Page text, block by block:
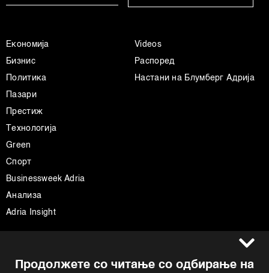
Продолжете со читање со одбирање на
Економија
Бизнис
Политика
Пазари
Престиж
Технологија
Green
Спорт
Businessweek Adria
Анализа
Adria Insight
Videos
Распоред
Настани на Блумберг Адрија
Импресум
Facebook